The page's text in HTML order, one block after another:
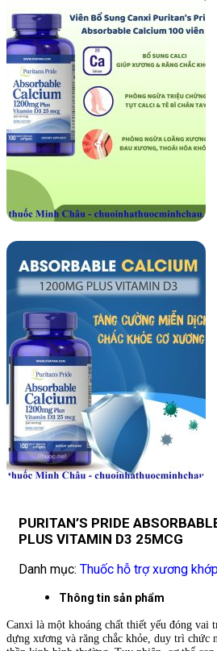
PURITAN’S PRIDE
PLUS VITAMIN D3 25MCG
Danh mục: Thuốc hỗ trợ xương
Thông tin sản phẩm
Canxi là một khoáng chất thiết yếu đóng vai
dựng xương và răng chắc khỏe, duy trì chức